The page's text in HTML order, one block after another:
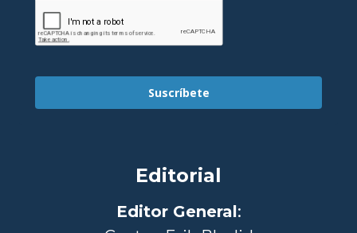
Suscríbete
Editorial
Editor General: